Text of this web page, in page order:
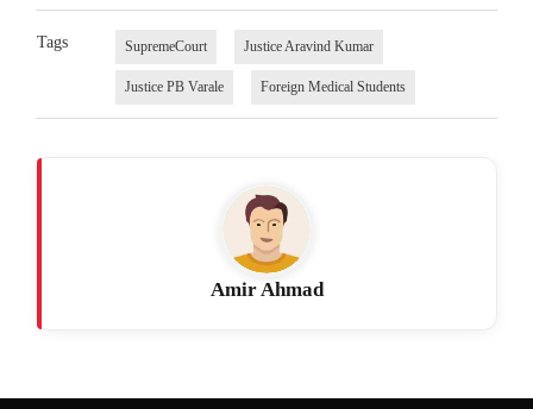
Tags SupremeCourt Justice Aravind Kumar
Justice PB Varale Foreign Medical Students
Amir Ahmad